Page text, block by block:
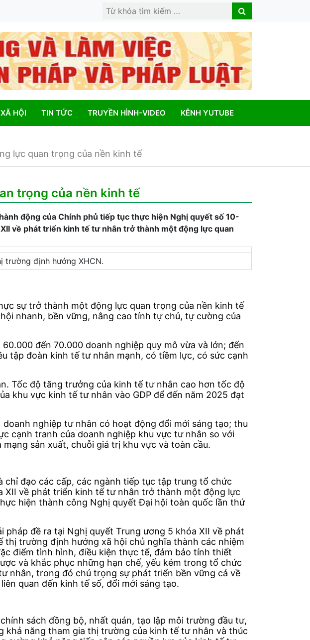
Search
Search
XÃ HỘI TIN TỨC TRUYỀN HÌNH-VIDEO KÊNH YUTUBE
lực quan trọng của nền kinh tế
trọng của nền kinh tế
động của Chính phủ tiếp tục thực hiện Nghị quyết số 10-
về phát triển kinh tế tư nhân trở thành một động lực quan
trường định hướng XHCN.
sự trở thành một động lực quan trọng của nền kinh tế
nhanh, bền vững, nâng cao tính tự chủ, tự cường của
đến 70.000 doanh nghiệp quy mô vừa và lớn; đến
tập đoàn kinh tế tư nhân mạnh, có tiềm lực, có sức cạnh
Tốc độ tăng trưởng của kinh tế tư nhân cao hơn tốc độ
khu vực kinh tế tư nhân vào GDP để đến năm 2025 đạt
nghiệp tư nhân có hoạt động đổi mới sáng tạo; thu
cạnh tranh của doanh nghiệp khu vực tư nhân so với
sản xuất, chuỗi giá trị khu vực và toàn cầu.
đạo các cấp, các ngành tiếp tục tập trung tổ chức
XII về phát triển kinh tế tư nhân trở thành một động lực
hiện thành công Nghị quyết Đại hội toàn quốc lần thứ
đề ra tại Nghị quyết Trung ương 5 khóa XII về phát
trường định hướng xã hội chủ nghĩa thành các nhiệm
điểm tình hình, điều kiện thực tế, đảm bảo tính thiết
và khắc phục những hạn chế, yếu kém trong tổ chức
nhân, trong đó chú trọng sự phát triển bền vững cả về
quan đến kinh tế số, đổi mới sáng tạo.
sách đồng bộ, nhất quán, tạo lập môi trường đầu tư,
năng tham gia thị trường của kinh tế tư nhân và thúc